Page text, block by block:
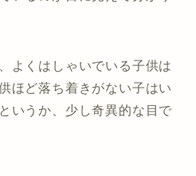
よくはしゃいでいる子供は
ほど落ち着きがない子はい
いうか、少し奇異的な目で